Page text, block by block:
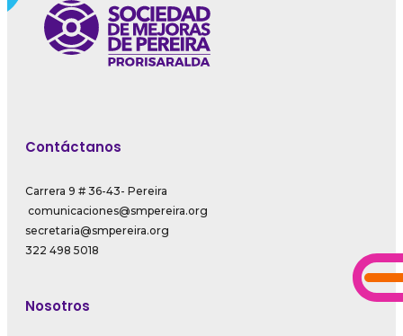
Contáctanos
Carrera 9 # 36-43- Pereira
comunicaciones@smpereira.org
secretaria@smpereira.org
322 498 5018
Nosotros